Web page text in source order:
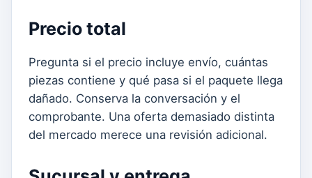
Precio total
Pregunta si el precio incluye envío, cuántas
piezas contiene y qué pasa si el paquete llega
dañado. Conserva la conversación y el
comprobante. Una oferta demasiado distinta
del mercado merece una revisión adicional.